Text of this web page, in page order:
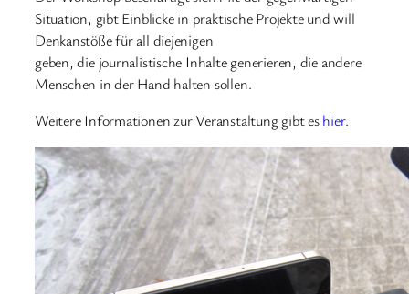
Situation, gibt Einblicke in praktische Projekte und will
Denkanstöße für all diejenigen
geben, die journalistische Inhalte generieren, die andere
Menschen in der Hand halten sollen.
Weitere Informationen zur Veranstaltung gibt eshier.